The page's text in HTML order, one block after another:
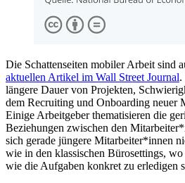
Die Schattenseiten mobiler Arbeit sind
aktuellen Artikel im Wall Street Journal.
längere Dauer von Projekten,
dem Recruiting und Onboarding neuer
Einige Arbeitgeber thematisieren die
Beziehungen zwischen den
sich gerade jüngere Mitarbeiter*innen
wie in den klassischen Bürosettings,
wie die Aufgaben konkret zu erledigen